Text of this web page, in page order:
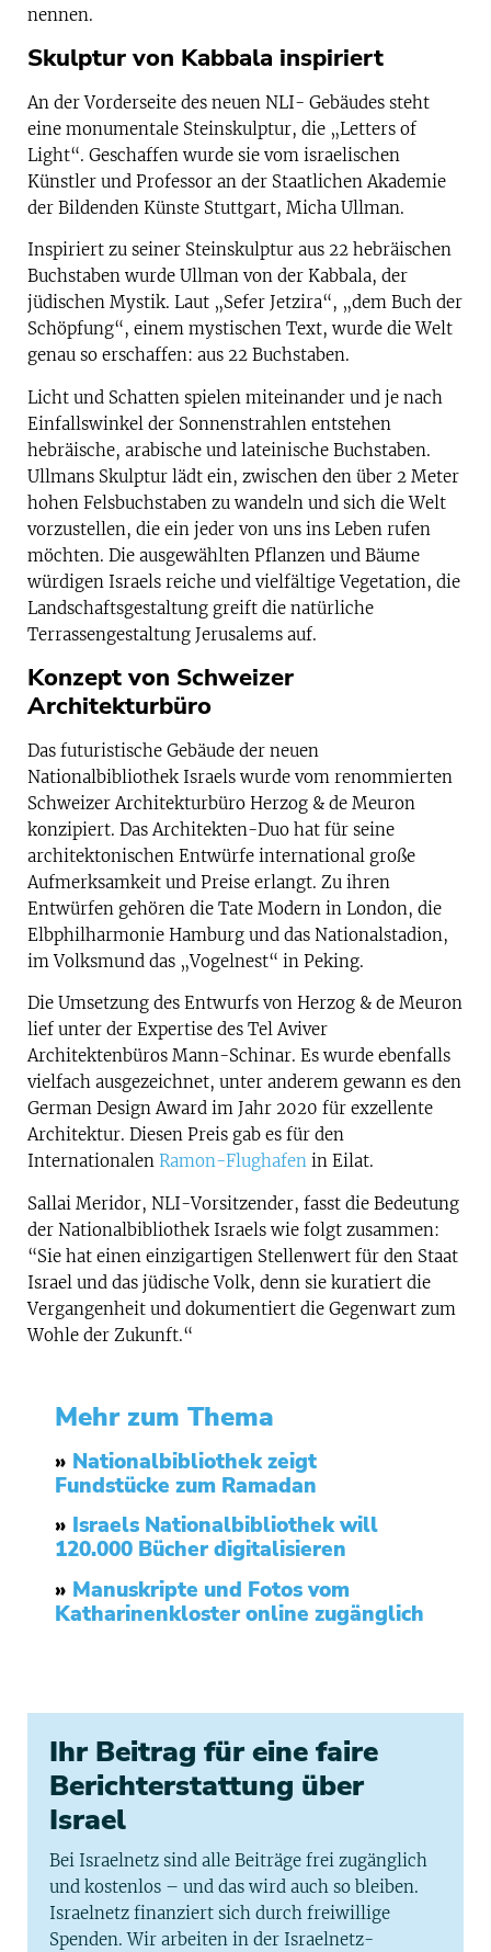
nennen.
Skulptur von Kabbala inspiriert
An der Vorderseite des neuen NLI- Gebäudes steht
eine monumentale Steinskulptur, die „Letters of
Light“. Geschaffen wurde sie vom israelischen
Künstler und Professor an der Staatlichen Akademie
der Bildenden Künste Stuttgart, Micha Ullman.
Inspiriert zu seiner Steinskulptur aus 22 hebräischen
Buchstaben wurde Ullman von der Kabbala, der
jüdischen Mystik. Laut „Sefer Jetzira“, „dem Buch der
Schöpfung“, einem mystischen Text, wurde die Welt
genau so erschaffen: aus 22 Buchstaben.
Licht und Schatten spielen miteinander und je nach
Einfallswinkel der Sonnenstrahlen entstehen
hebräische, arabische und lateinische Buchstaben.
Ullmans Skulptur lädt ein, zwischen den über 2 Meter
hohen Felsbuchstaben zu wandeln und sich die Welt
vorzustellen, die ein jeder von uns ins Leben rufen
möchten. Die ausgewählten Pflanzen und Bäume
würdigen Israels reiche und vielfältige Vegetation, die
Landschaftsgestaltung greift die natürliche
Terrassengestaltung Jerusalems auf.
Konzept von Schweizer
Architekturbüro
Das futuristische Gebäude der neuen
Nationalbibliothek Israels wurde vom renommierten
Schweizer Architekturbüro Herzog & de Meuron
konzipiert. Das Architekten-Duo hat für seine
architektonischen Entwürfe international große
Aufmerksamkeit und Preise erlangt. Zu ihren
Entwürfen gehören die Tate Modern in London, die
Elbphilharmonie Hamburg und das Nationalstadion,
im Volksmund das „Vogelnest“ in Peking.
Die Umsetzung des Entwurfs von Herzog & de Meuron
lief unter der Expertise des Tel Aviver
Architektenbüros Mann-Schinar. Es wurde ebenfalls
vielfach ausgezeichnet, unter anderem gewann es den
German Design Award im Jahr 2020 für exzellente
Architektur. Diesen Preis gab es für den
Internationalen Ramon-Flughafen in Eilat.
Sallai Meridor, NLI-Vorsitzender, fasst die Bedeutung
der Nationalbibliothek Israels wie folgt zusammen:
“Sie hat einen einzigartigen Stellenwert für den Staat
Israel und das jüdische Volk, denn sie kuratiert die
Vergangenheit und dokumentiert die Gegenwart zum
Wohle der Zukunft.“
Mehr zum Thema
» Nationalbibliothek zeigt
Fundstücke zum Ramadan
» Israels Nationalbibliothek will
120.000 Bücher digitalisieren
» Manuskripte und Fotos vom
Katharinenkloster online zugänglich
Ihr Beitrag für eine faire
Berichterstattung über
Israel
Bei Israelnetz sind alle Beiträge frei zugänglich
und kostenlos – und das wird auch so bleiben.
Israelnetz finanziert sich durch freiwillige
Spenden. Wir arbeiten in der Israelnetz-